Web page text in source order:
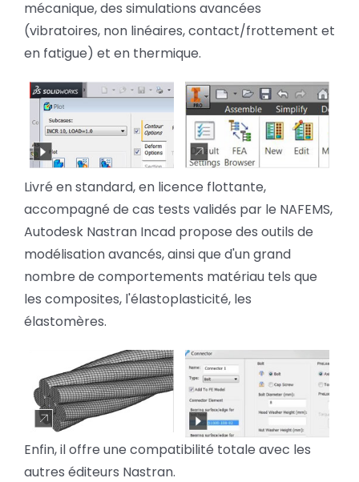
mécanique, des simulations avancées
(vibratoires, non linéaires, contact/frottement et
en fatigue) et en thermique.
Livré en standard, en licence flottante,
accompagné de cas tests validés par le NAFEMS,
Autodesk Nastran Incad propose des outils de
modélisation avancés, ainsi que d'un grand
nombre de comportements matériau tels que
les composites, l'élastoplasticité, les
élastomères.
Enfin, il offre une compatibilité totale avec les
autres éditeurs Nastran.